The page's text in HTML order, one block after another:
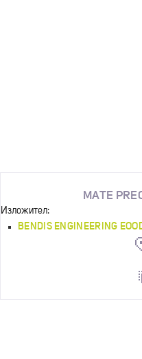
MATE
Изложител:
BENDIS ENGINEERING